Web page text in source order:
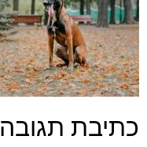
כתיבת תגובה